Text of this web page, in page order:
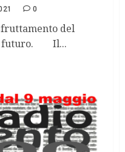
0
del
e futuro. Il...